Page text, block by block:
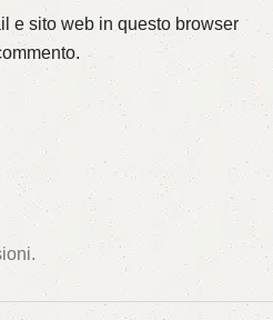
e sito web in questo browser